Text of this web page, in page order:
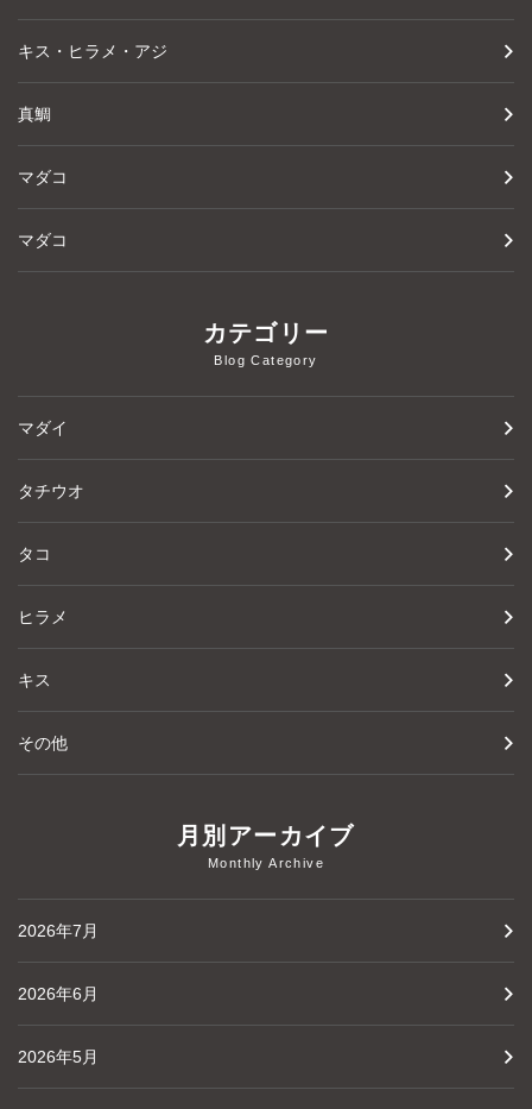
キス・ヒラメ・アジ
真鯛
マダコ
マダコ
カテゴリー
Blog Category
マダイ
タチウオ
タコ
ヒラメ
キス
その他
月別アーカイブ
Monthly Archive
2026年7月
2026年6月
2026年5月